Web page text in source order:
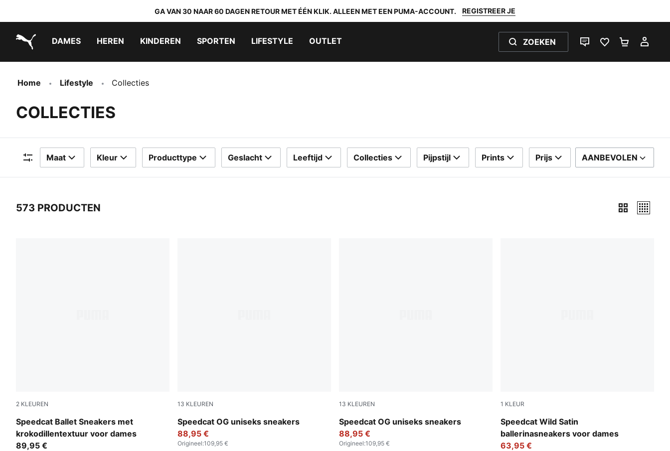
GA VAN 30 NAAR 60 DAGEN RETOUR MET ÉÉN KLIK. ALLEEN MET EEN PUMA-ACCOUNT. REGISTREER JE
DAMES HEREN KINDEREN SPORTEN LIFESTYLE OUTLET ZOEKEN
LIVE CHATFAVORIETEN 0
Home Lifestyle Collecties
COLLECTIES
Filters
Maat Kleur Producttype Geslacht Leeftijd Collecties Pijpstijl Prints Prijs SORTEER OP
AANBEVOLEN
573 PRODUCTEN
2 KLEUREN
Speedcat Ballet Sneakers met
krokodillentextuur voor dames
PUMA Olive-PUMA Black
89,95 €
13 KLEUREN
Speedcat OG uniseks sneakers
For All Time Red-PUMA White
88,95 €
Origineel:109,95 €
13 KLEUREN
Speedcat OG uniseks sneakers
PUMA Black-PUMA White
88,95 €
Origineel:109,95 €
1 KLEUR
Speedcat Wild Satin
ballerinasneakers voor dames
Chocolate-Warm White
63,95 €